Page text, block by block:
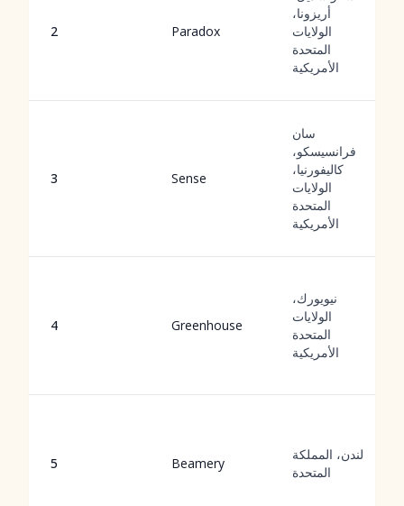
2 Paradox
أريزونا،
الولايات
المتحدة
الأمريكية
3 Sense
سان
فرانسيسكو،
كاليفورنيا،
الولايات
المتحدة
الأمريكية
4 Greenhouse
نيويورك،
الولايات
المتحدة
الأمريكية
5 Beamery
لندن، المملكة
المتحدة